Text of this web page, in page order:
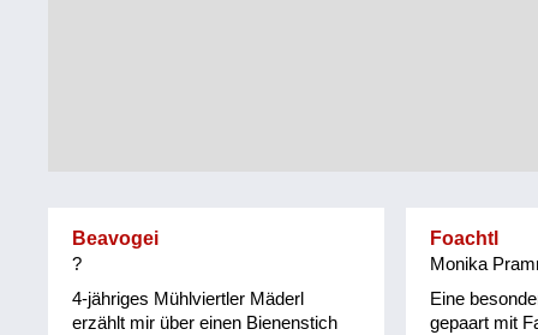
Beavogei
?
4-jähriges Mühlviertler Mäderl
erzählt mir über einen Bienenstich
Foachtl
Monika
Eine
gepaart mit